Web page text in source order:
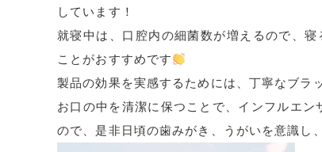
しています！
就寝中は、口腔内の細菌数が増えるので、寝
ことがおすすめです
製品の効果を実感するためには、丁寧なブラ
お口の中を清潔に保つことで、 インフルエン
ので、是非日頃の歯みがき、うがいを意識し、